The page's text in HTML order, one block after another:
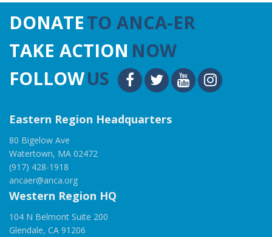
DONATETO ANCA-ER
TAKE ACTION NOW
FOLLOWUS
Eastern Region Headquarters
80 Bigelow Ave
Watertown, MA 02472
(917) 428-1918
ancaer@anca.org
Western Region HQ
104 N Belmont Suite 200
Glendale, CA 91206